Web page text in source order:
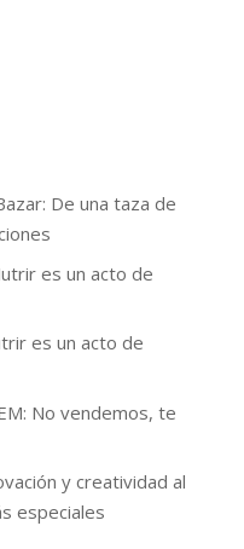
De una taza de
es un acto de
es un acto de
No vendemos, te
y creatividad al
especiales